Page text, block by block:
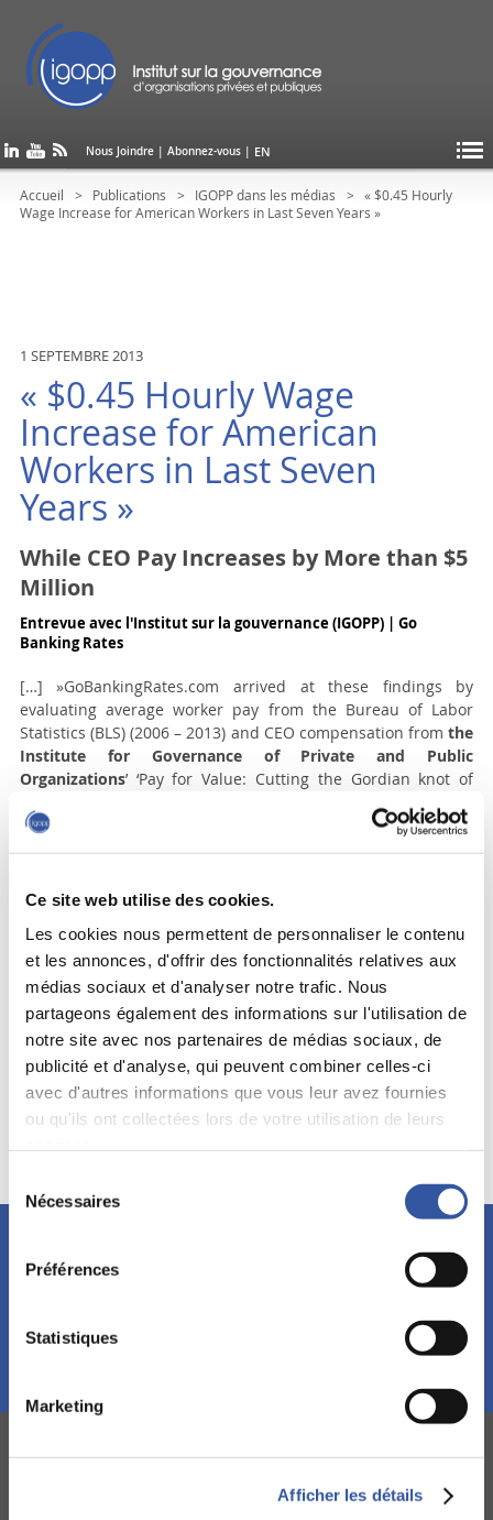
Ce site web utilise des cookies.
Les cookies nous permettent de personnaliser le contenu
et les annonces, d'offrir des fonctionnalités relatives aux
médias sociaux et d'analyser notre trafic. Nous
partageons également des informations sur l'utilisation de
notre site avec nos partenaires de médias sociaux, de
publicité et d'analyse, qui peuvent combiner celles-ci
avec d'autres informations que vous leur avez fournies
ou qu'ils ont collectées lors de votre utilisation de leurs
du Nécessaires
Préférences
Statistiques
Marketing
Afficher les détails
Nous Joindre |Abonnez-vous | EN
Accueil Publications IGOPP dans les médias
« $0.45 Hourly
Wage Increase for American Workers in Last Seven Years »
1 SEPTEMBRE 2013
« $0.45 Hourly Wage
Increase for American
Workers in Last Seven
Years »
While CEO Pay Increases by More than $5
Million
Entrevue avec l'Institut sur la gouvernance (IGOPP) | Go
Banking Rates
[…] »GoBankingRates.com arrived at these findings by
evaluating average worker pay from the Bureau of Labor
Statistics (BLS) (2006 – 2013) and CEO compensation fromthe
Institute for Governance of Private and Public
Organizations’ ‘Pay for Value: Cutting the Gordian knot of
Executive Compensation’ (2012) as well as AFL-CIO’s current
‘Executive Paywatch.’ Worker output data comes the BLS
preliminary multifactor productivity trends report (2012);
index) comes from the Central Intelligence Agency’s ‘The
Mots clés: Éthique Rémunération des dirigeants
Source :
Abonnez-vous à l’infolettre et découvrez nos événements,
Code d’éthique dans le milieu scolaire :
Comment